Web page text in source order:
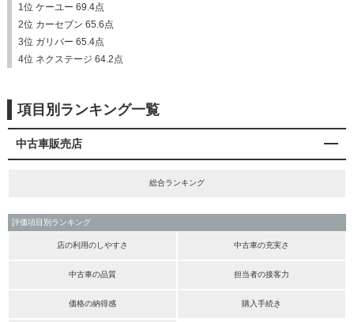
1位 ケーユー 69.4点
2位 カーセブン 65.6点
3位 ガリバー 65.4点
4位 ネクステージ 64.2点
項目別ランキング一覧
中古車販売店
総合ランキング
評価項目別ランキング
店の利用のしやすさ 中古車の充実さ
中古車の品質 担当者の接客力
価格の納得感 購入手続き